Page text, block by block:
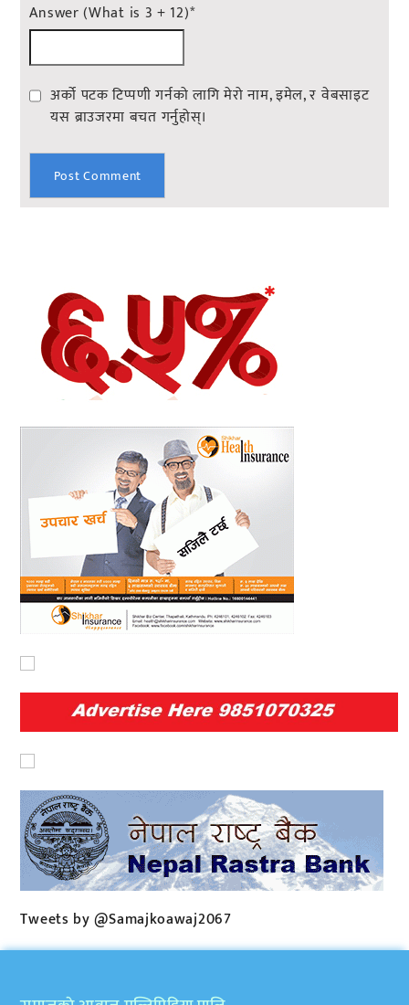
Answer (What is 3 + 12)*
अर्को पटक टिप्पणी गर्नको लागि मेरो नाम, इमेल, र वेबसाइट
यस ब्राउजरमा बचत गर्नुहोस्।
Tweets by @Samajkoawaj2067